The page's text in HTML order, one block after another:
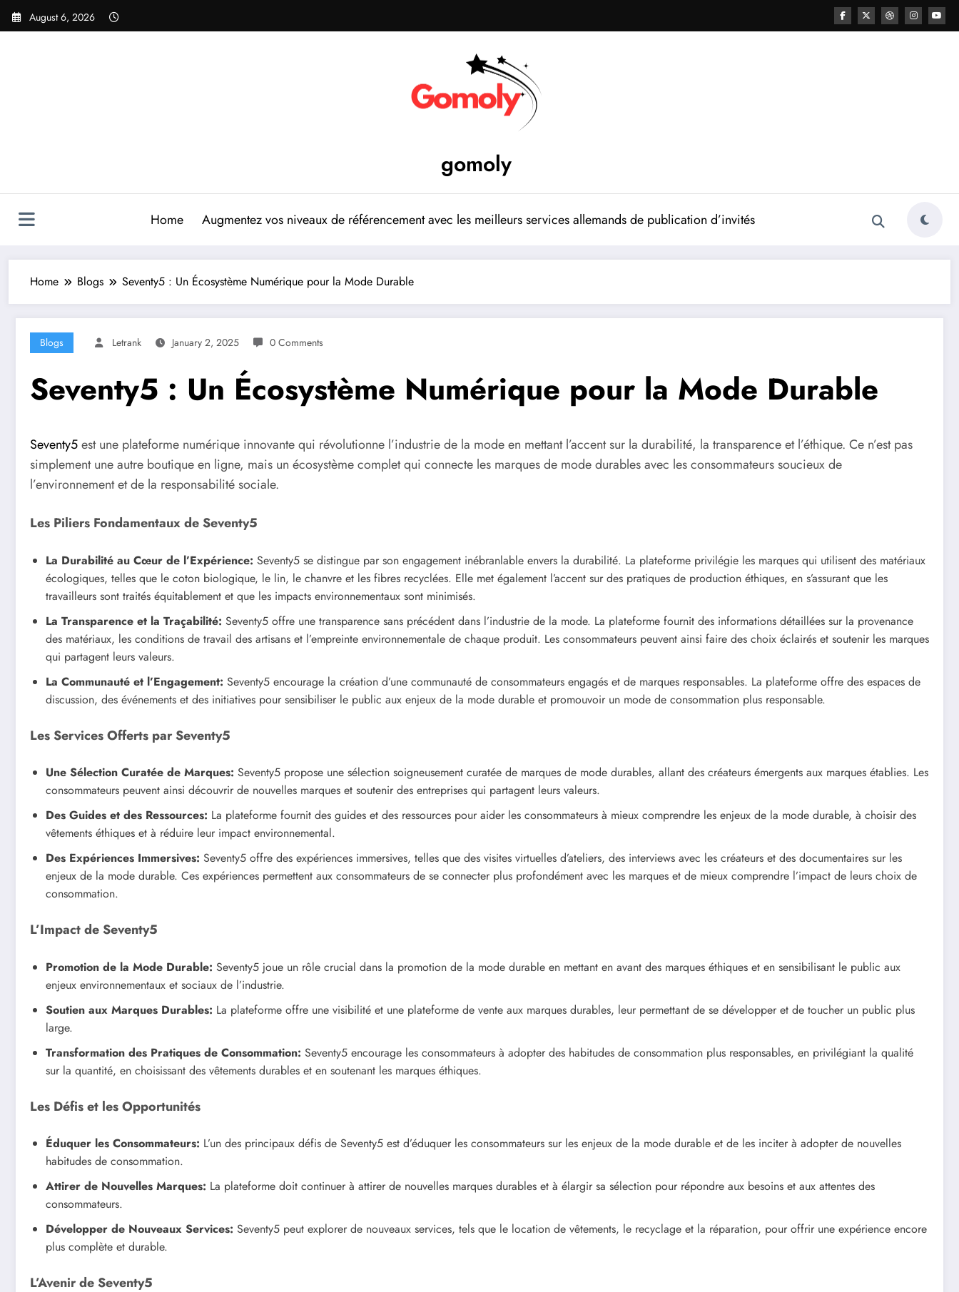
Skip
August 6, 2026
gomoly
Home Augmentez vos niveaux de référencement avec les meilleurs services allemands de publication d’invités
Home Blogs Seventy5 : Un Écosystème Numérique pour la Mode Durable
Blogs Letrank January 2, 2025 0 Comments
Seventy5 : Un Écosystème Numérique pour la Mode Durable
Seventy5est une plateforme numérique innovante qui révolutionne l’industrie de la mode en mettant l’accent sur la durabilité, la transparence et l’éthique. Ce n’est pas
simplement une autre boutique en ligne, mais un écosystème complet qui connecte les marques de mode durables avec les consommateurs soucieux de
l’environnement et de la responsabilité sociale.
Les Piliers Fondamentaux de Seventy5
La Durabilité au Cœur de l’Expérience: Seventy5 se distingue par son engagement inébranlable envers la durabilité. La plateforme privilégie les marques qui utilisent des matériaux
écologiques, telles que le coton biologique, le lin, le chanvre et les fibres recyclées. Elle met également l’accent sur des pratiques de production éthiques, en s’assurant que les
travailleurs sont traités équitablement et que les impacts environnementaux sont minimisés.
La Transparence et la Traçabilité: Seventy5 offre une transparence sans précédent dans l’industrie de la mode. La plateforme fournit des informations détaillées sur la provenance
des matériaux, les conditions de travail des artisans et l’empreinte environnementale de chaque produit. Les consommateurs peuvent ainsi faire des choix éclairés et soutenir les marques
qui partagent leurs valeurs.
La Communauté et l’Engagement: Seventy5 encourage la création d’une communauté de consommateurs engagés et de marques responsables. La plateforme offre des espaces de
discussion, des événements et des initiatives pour sensibiliser le public aux enjeux de la mode durable et promouvoir un mode de consommation plus responsable.
Les Services Offerts par Seventy5
Une Sélection Curatée de Marques: Seventy5 propose une sélection soigneusement curatée de marques de mode durables, allant des créateurs émergents aux marques établies. Les
consommateurs peuvent ainsi découvrir de nouvelles marques et soutenir des entreprises qui partagent leurs valeurs.
Des Guides et des Ressources: La plateforme fournit des guides et des ressources pour aider les consommateurs à mieux comprendre les enjeux de la mode durable, à choisir des
vêtements éthiques et à réduire leur impact environnemental.
Des Expériences Immersives: Seventy5 offre des expériences immersives, telles que des visites virtuelles d’ateliers, des interviews avec les créateurs et des documentaires sur les
enjeux de la mode durable. Ces expériences permettent aux consommateurs de se connecter plus profondément avec les marques et de mieux comprendre l’impact de leurs choix de
consommation.
L’Impact de Seventy5
Promotion de la Mode Durable: Seventy5 joue un rôle crucial dans la promotion de la mode durable en mettant en avant des marques éthiques et en sensibilisant le public aux
enjeux environnementaux et sociaux de l’industrie.
Soutien aux Marques Durables: La plateforme offre une visibilité et une plateforme de vente aux marques durables, leur permettant de se développer et de toucher un public plus
large.
Transformation des Pratiques de Consommation: Seventy5 encourage les consommateurs à adopter des habitudes de consommation plus responsables, en privilégiant la qualité
sur la quantité, en choisissant des vêtements durables et en soutenant les marques éthiques.
Les Défis et les Opportunités
Éduquer les Consommateurs: L’un des principaux défis de Seventy5 est d’éduquer les consommateurs sur les enjeux de la mode durable et de les inciter à adopter de nouvelles
habitudes de consommation.
Attirer de Nouvelles Marques: La plateforme doit continuer à attirer de nouvelles marques durables et à élargir sa sélection pour répondre aux besoins et aux attentes des
consommateurs.
Développer de Nouveaux Services: Seventy5 peut explorer de nouveaux services, tels que le location de vêtements, le recyclage et la réparation, pour offrir une expérience encore
plus complète et durable.
L’Avenir de Seventy5